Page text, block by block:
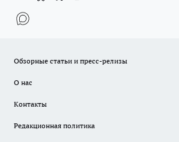
Обзорные статьи и пресс-релизы
О нас
Контакты
Редакционная политика